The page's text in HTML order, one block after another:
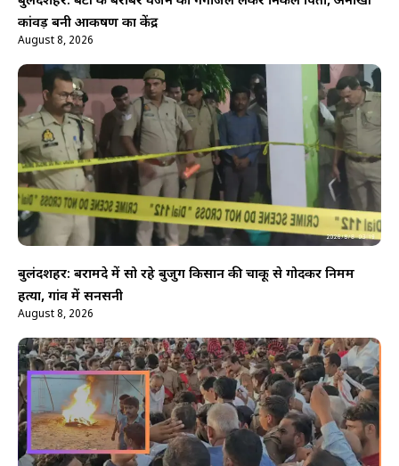
कांवड़ बनी आकर्षण का केंद्र
August 8, 2026
बुलंदशहर: बरामदे में सो रहे बुजुर्ग किसान की चाकू से गोदकर निर्मम
हत्या, गांव में सनसनी
August 8, 2026